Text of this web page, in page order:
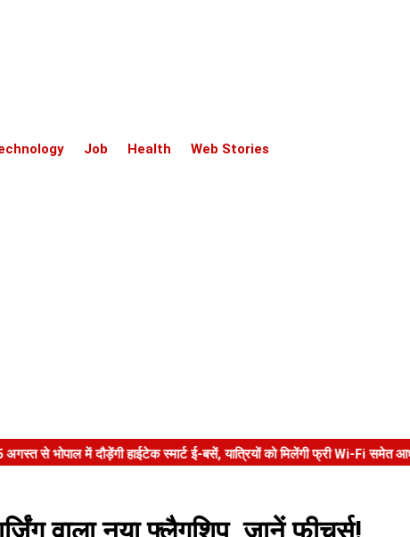
Job Health Web Stories